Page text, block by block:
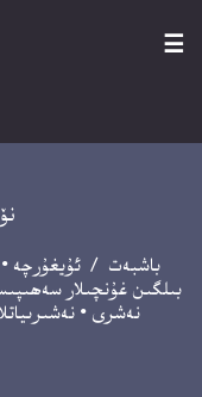
☰
باشبەت / ئۇيغۇرچە •
بىلگىن غۇنچىلار
نەشرى •